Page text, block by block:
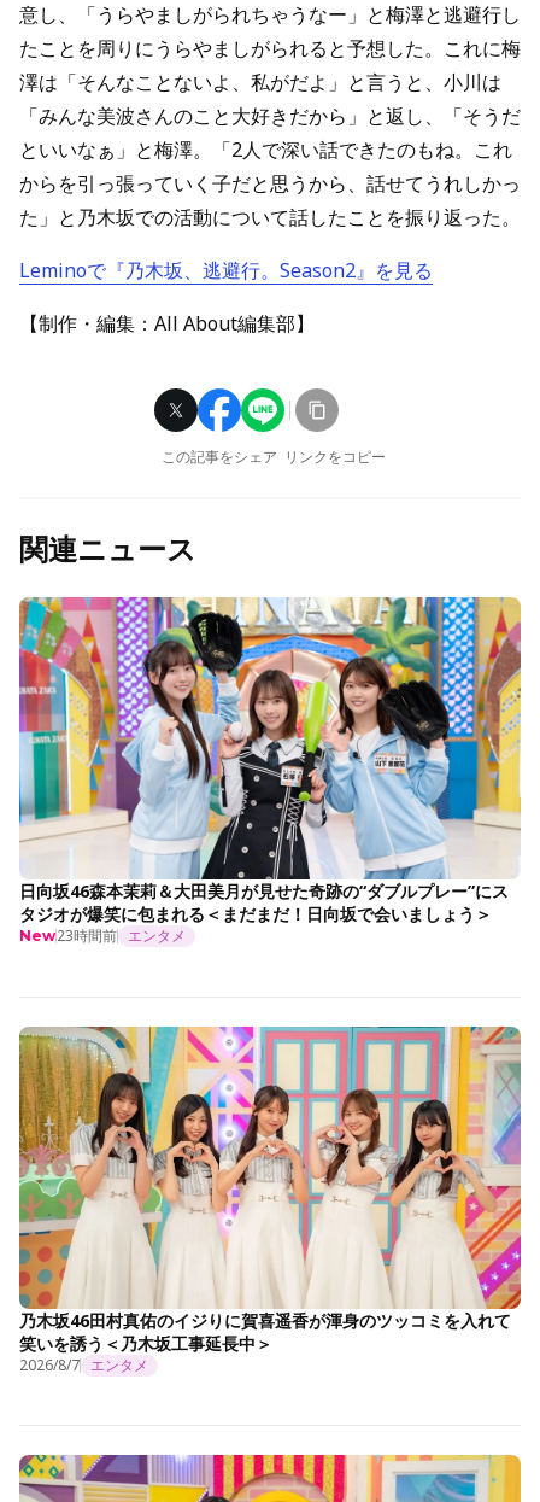
意し、「うらやましがられちゃうなー」と梅澤と逃避行し
たことを周りにうらやましがられると予想した。これに梅
澤は「そんなことないよ、私がだよ」と言うと、小川は
「みんな美波さんのこと大好きだから」と返し、「そうだ
といいなぁ」と梅澤。「2人で深い話できたのもね。これ
からを引っ張っていく子だと思うから、話せてうれしかっ
た」と乃木坂での活動について話したことを振り返った。
Leminoで『乃木坂、逃避行。Season2』を見る
【制作・編集：All About編集部】
この記事をシェア リンクをコピー
関連ニュース
日向坂46森本茉莉＆大田美月が見せた奇跡の“ダブルプレー”にス
タジオが爆笑に包まれる＜まだまだ！日向坂で会いましょう＞
New23時間前 エンタメ
乃木坂46田村真佑のイジりに賀喜遥香が渾身のツッコミを入れて
笑いを誘う＜乃木坂工事延長中＞
2026/8/7 エンタメ